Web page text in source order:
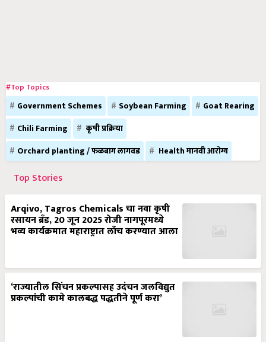
#Top Topics
Government Schemes Soybean Farming
Goat Rearing
Chili Farming
कृषी प्रक्रिया
Orchard planting / फळबाग लागवड
Health मानवी आरोग्य
Top Stories
Arqivo, Tagros Chemicals चा नवा कृषी
रसायन ब्रँड, 20 जून 2025 रोजी नागपूरमध्ये
भव्य कार्यक्रमात महाराष्ट्रात लाँच करण्यात आला
‘राज्यातील सिंचन प्रकल्पासह उदंचन जलविद्युत
प्रकल्पांची कामे कालबद्ध पद्धतीने पूर्ण करा’